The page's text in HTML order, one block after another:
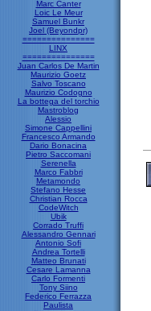
Marc Canter
Loic Le Meur
Samuel Bunkr
Joel (Beyondpr)
===============
LINX
===============
Juan Carlos De Martin
Maurizio Goetz
Salvo Toscano
Maurizio Codogno
La bottega del torchio
Mastroblog
Alessio
Simone Cappellini
Francesco Armando
Dario Bonacina
Pietro Saccomani
Serenella
Marco Fabbri
Metamondo
Stefano Hesse
Christian Rocca
CodeWitch
Ubik
Corrado Truffi
Alessandro Gennari
Antonio Sofi
Andrea Tortelli
Matteo Brunati
Cesare Lamanna
Carlo Formenti
Tony Siino
Federico Ferrazza
Paulista